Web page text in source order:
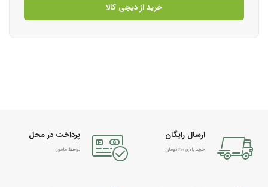
خرید از دیجی کالا
ارسال رایگان
خرید بالای 600 تومان
پرداخت در محل
توسط مامور